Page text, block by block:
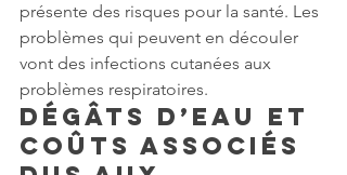
présente des risques pour la santé. Les
problèmes qui peuvent en découler
vont des infections cutanées aux
problèmes respiratoires.
Dégâts d’eau et
coûts associés